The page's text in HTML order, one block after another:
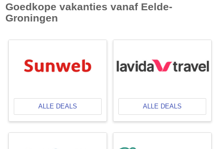
Goedkope vakanties vanaf Eelde-
Groningen
ALLE DEALS ALLE DEALS